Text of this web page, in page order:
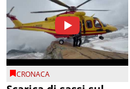
CRONACA